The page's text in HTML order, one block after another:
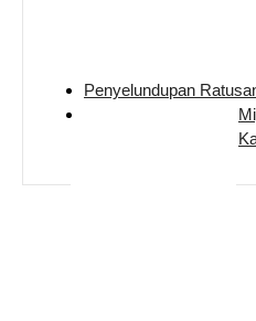
Penyelundupan